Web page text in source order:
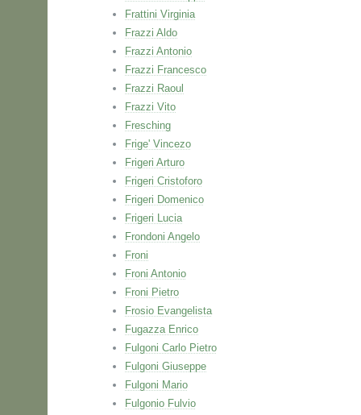
Frattini Virginia
Frazzi Aldo
Frazzi Antonio
Frazzi Francesco
Frazzi Raoul
Frazzi Vito
Fresching
Frige' Vincezo
Frigeri Arturo
Frigeri Cristoforo
Frigeri Domenico
Frigeri Lucia
Frondoni Angelo
Froni
Froni Antonio
Froni Pietro
Frosio Evangelista
Fugazza Enrico
Fulgoni Carlo Pietro
Fulgoni Giuseppe
Fulgoni Mario
Fulgonio Fulvio